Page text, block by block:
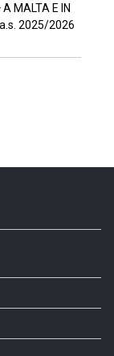
MALTA E IN
a.s. 2025/2026